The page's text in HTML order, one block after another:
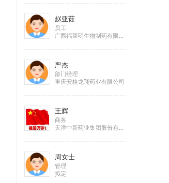
赵亚茹
员工
广西福莱明生物制药有限公司
严杰
部门经理
重庆安格龙翔药业有限公司
王辉
商务
天津中新药业集团股份有限公司
周女士
管理
拟定